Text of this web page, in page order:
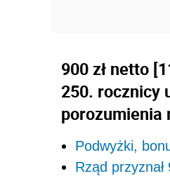
900 zł netto
250. rocznicy
porozumienia
Podwyżki,
Rząd